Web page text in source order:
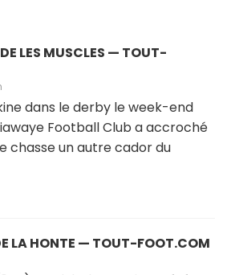
LES MUSCLES — TOUT-
dans le derby le week-end
Football Club a accroché
chasse un autre cador du
LA HONTE — TOUT-FOOT.COM